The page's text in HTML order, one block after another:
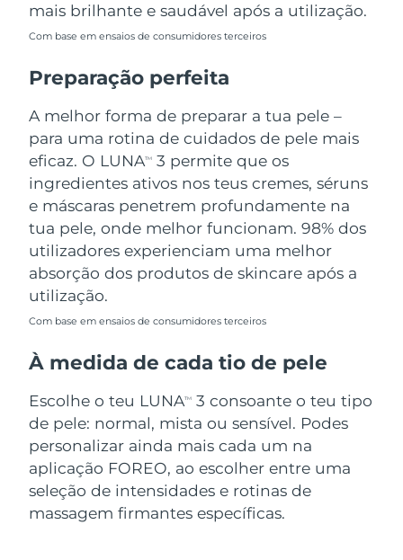
mais brilhante e saudável após a utilização.
Com base em ensaios de consumidores terceiros
Preparação perfeita
A melhor forma de preparar a tua pele –
para uma rotina de cuidados de pele mais
eficaz. O LUNATM
3 permite que os
ingredientes ativos nos teus cremes, séruns
e máscaras penetrem profundamente na
tua pele, onde melhor funcionam. 98% dos
utilizadores experienciam uma melhor
absorção dos produtos de skincare após a
utilização.
Com base em ensaios de consumidores terceiros
À medida de cada tio de pele
Escolhe o teu LUNATM
3 consoante o teu tipo
de pele: normal, mista ou sensível. Podes
personalizar ainda mais cada um na
aplicação FOREO, ao escolher entre uma
seleção de intensidades e rotinas de
massagem firmantes específicas.